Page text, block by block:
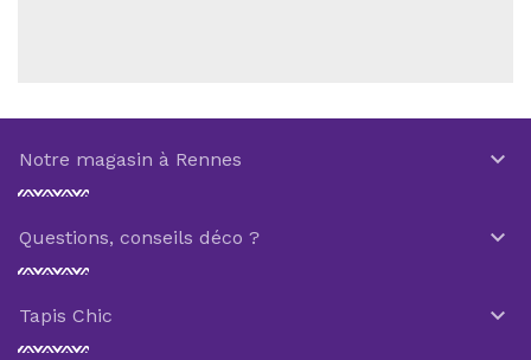
Notre magasin à Rennes 
Questions, conseils déco ? 
Tapis Chic 